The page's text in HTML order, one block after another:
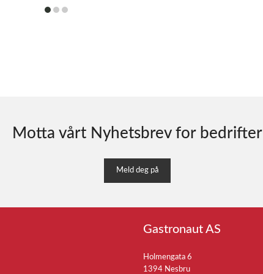
itemitemitem
Motta vårt Nyhetsbrev for bedrifter
Meld deg på
Gastronaut AS
Holmengata 6
1394 Nesbru